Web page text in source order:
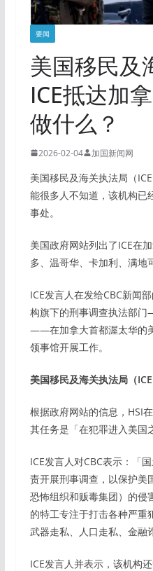
要闻
美国移民及
ICE抵达加
做什么？
2026-02-04 加国新闻网
美国移民及海关执法局（
能很多人不知道，该机构已
事处。
美国政府网站列出了ICE在
多、温哥华、卡加利、满地
ICE发言人在发给CBC新闻
构旗下的刑事调查执法部
——在加拿大首都渥太华的
领事馆开展工作。
美国移民及海关执法局（
根据政府网站的信息，HSI
其任务是「在犯罪进入美国
ICE发言人对CBC表示：「
责开展刑事调查，以保护美
恐怖组织和贩毒集团）的侵
的特工专注于打击各种严重
武器走私、人口走私、金融
ICE发言人并表示，该机构